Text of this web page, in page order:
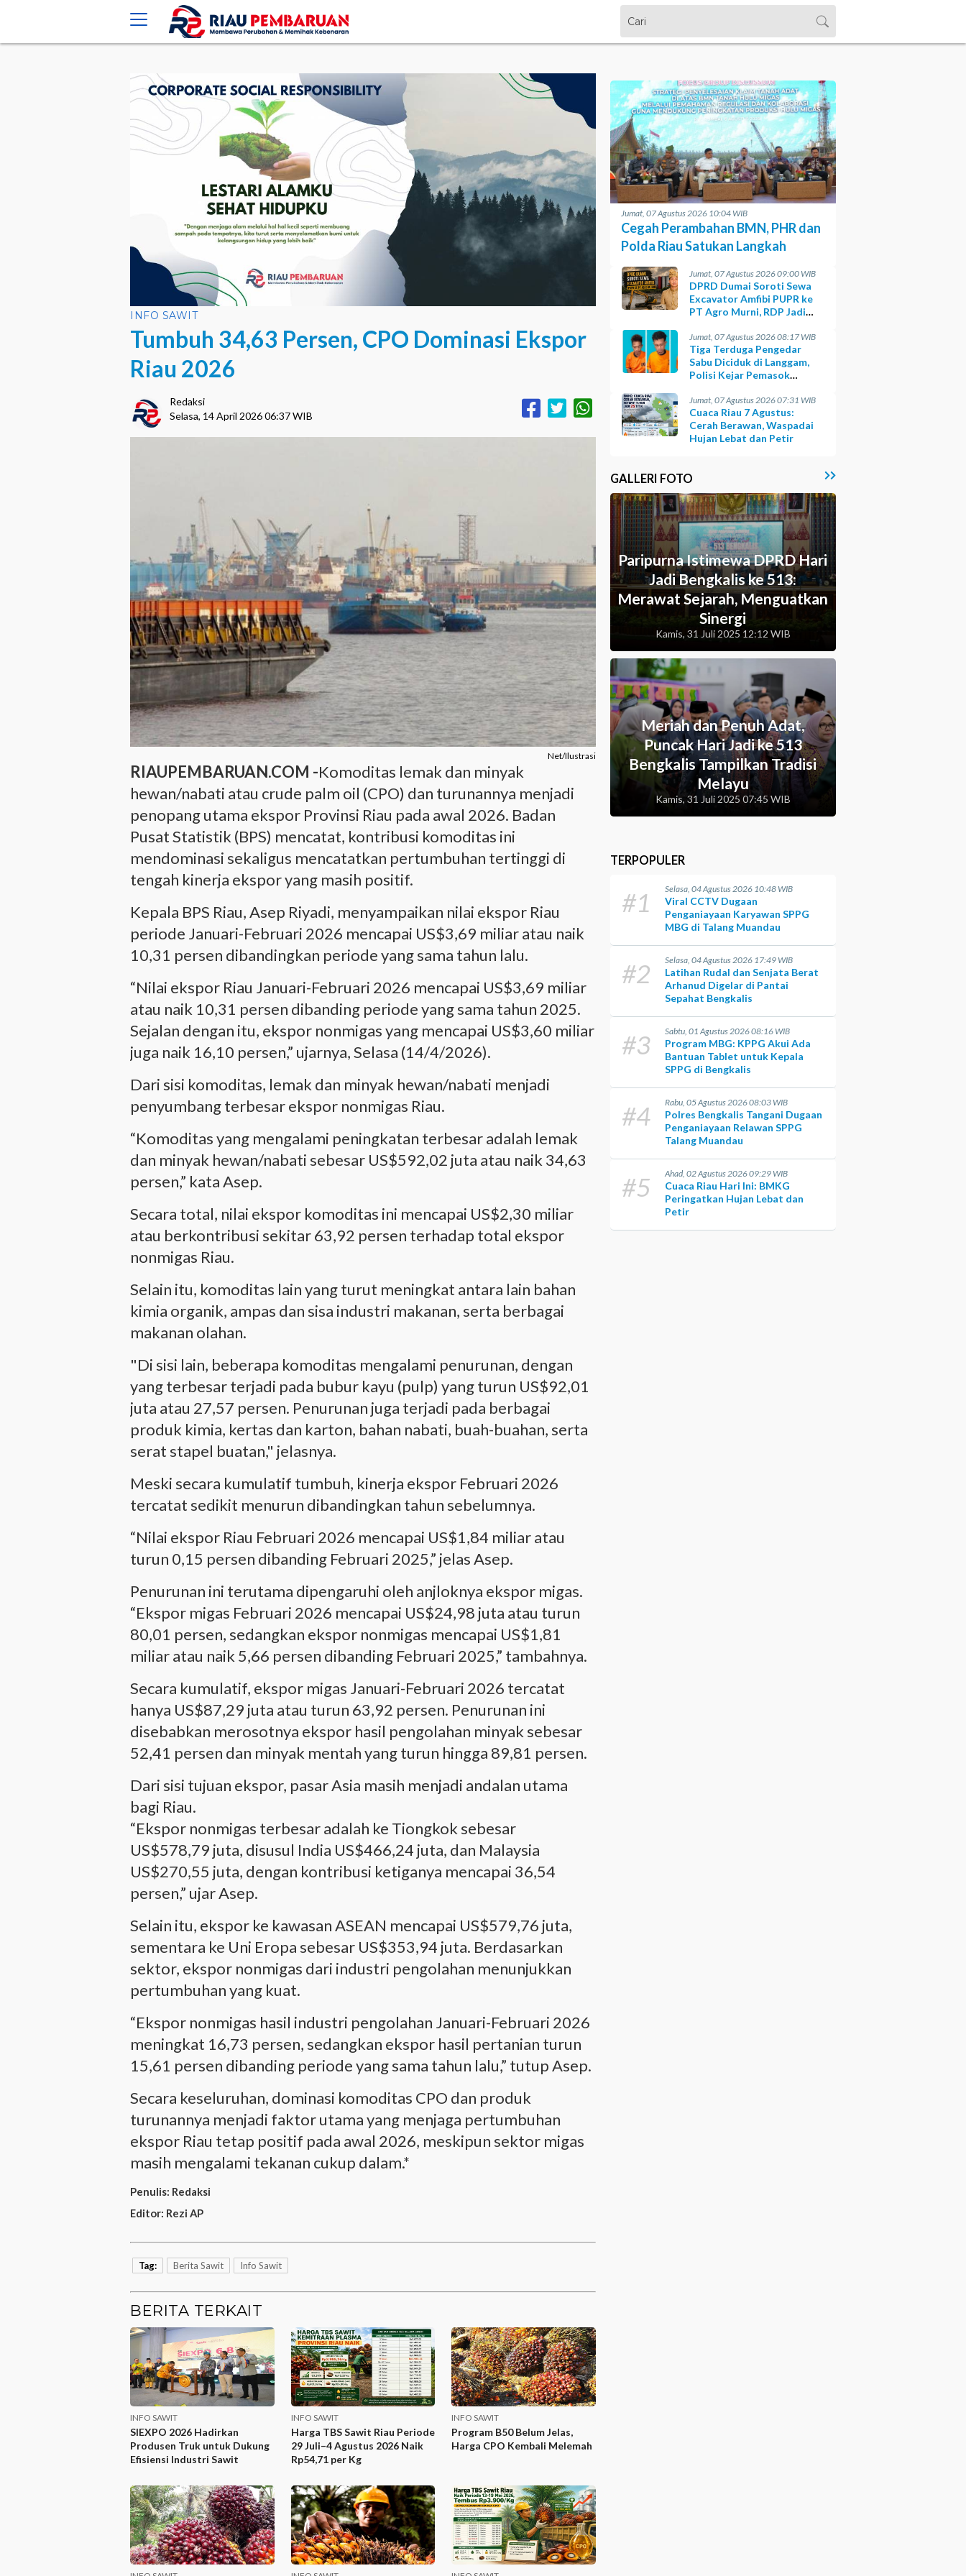
INFO SAWIT
Tumbuh 34,63 Persen, CPO Dominasi Ekspor
Riau 2026
Redaksi
Selasa, 14 April 2026 06:37 WIB
Net/Ilustrasi
RIAUPEMBARUAN.COM -Komoditas lemak dan minyak
hewan/nabati atau crude palm oil (CPO) dan turunannya menjadi
penopang utama ekspor Provinsi Riau pada awal 2026. Badan
Pusat Statistik (BPS) mencatat, kontribusi komoditas ini
mendominasi sekaligus mencatatkan pertumbuhan tertinggi di
tengah kinerja ekspor yang masih positif.
Kepala BPS Riau, Asep Riyadi, menyampaikan nilai ekspor Riau
periode Januari-Februari 2026 mencapai US$3,69 miliar atau naik
10,31 persen dibandingkan periode yang sama tahun lalu.
“Nilai ekspor Riau Januari-Februari 2026 mencapai US$3,69 miliar
atau naik 10,31 persen dibanding periode yang sama tahun 2025.
Sejalan dengan itu, ekspor nonmigas yang mencapai US$3,60 miliar
juga naik 16,10 persen,” ujarnya, Selasa (14/4/2026).
Dari sisi komoditas, lemak dan minyak hewan/nabati menjadi
penyumbang terbesar ekspor nonmigas Riau.
“Komoditas yang mengalami peningkatan terbesar adalah lemak
dan minyak hewan/nabati sebesar US$592,02 juta atau naik 34,63
persen,” kata Asep.
Secara total, nilai ekspor komoditas ini mencapai US$2,30 miliar
atau berkontribusi sekitar 63,92 persen terhadap total ekspor
nonmigas Riau.
Selain itu, komoditas lain yang turut meningkat antara lain bahan
kimia organik, ampas dan sisa industri makanan, serta berbagai
makanan olahan.
"Di sisi lain, beberapa komoditas mengalami penurunan, dengan
yang terbesar terjadi pada bubur kayu (pulp) yang turun US$92,01
juta atau 27,57 persen. Penurunan juga terjadi pada berbagai
produk kimia, kertas dan karton, bahan nabati, buah-buahan, serta
serat stapel buatan," jelasnya.
Meski secara kumulatif tumbuh, kinerja ekspor Februari 2026
tercatat sedikit menurun dibandingkan tahun sebelumnya.
“Nilai ekspor Riau Februari 2026 mencapai US$1,84 miliar atau
turun 0,15 persen dibanding Februari 2025,” jelas Asep.
Penurunan ini terutama dipengaruhi oleh anjloknya ekspor migas.
“Ekspor migas Februari 2026 mencapai US$24,98 juta atau turun
80,01 persen, sedangkan ekspor nonmigas mencapai US$1,81
miliar atau naik 5,66 persen dibanding Februari 2025,” tambahnya.
Secara kumulatif, ekspor migas Januari-Februari 2026 tercatat
hanya US$87,29 juta atau turun 63,92 persen. Penurunan ini
disebabkan merosotnya ekspor hasil pengolahan minyak sebesar
52,41 persen dan minyak mentah yang turun hingga 89,81 persen.
Dari sisi tujuan ekspor, pasar Asia masih menjadi andalan utama
bagi Riau.
“Ekspor nonmigas terbesar adalah ke Tiongkok sebesar
US$578,79 juta, disusul India US$466,24 juta, dan Malaysia
US$270,55 juta, dengan kontribusi ketiganya mencapai 36,54
persen,” ujar Asep.
Selain itu, ekspor ke kawasan ASEAN mencapai US$579,76 juta,
sementara ke Uni Eropa sebesar US$353,94 juta. Berdasarkan
sektor, ekspor nonmigas dari industri pengolahan menunjukkan
pertumbuhan yang kuat.
“Ekspor nonmigas hasil industri pengolahan Januari-Februari 2026
meningkat 16,73 persen, sedangkan ekspor hasil pertanian turun
15,61 persen dibanding periode yang sama tahun lalu,” tutup Asep.
Secara keseluruhan, dominasi komoditas CPO dan produk
turunannya menjadi faktor utama yang menjaga pertumbuhan
ekspor Riau tetap positif pada awal 2026, meskipun sektor migas
masih mengalami tekanan cukup dalam.*
Penulis: Redaksi
Editor: Rezi AP
Tag: Berita Sawit Info Sawit
BERITA TERKAIT
INFO SAWIT
SIEXPO 2026 Hadirkan
Produsen Truk untuk Dukung
Efisiensi Industri Sawit
INFO SAWIT
Harga TBS Sawit Riau Periode
29 Juli–4 Agustus 2026 Naik
Rp54,71 per Kg
INFO SAWIT
Program B50 Belum Jelas,
Harga CPO Kembali Melemah
Jumat, 07 Agustus 2026 10:04 WIB
Cegah Perambahan BMN, PHR dan
Polda Riau Satukan Langkah
Jumat, 07 Agustus 2026 09:00 WIB
DPRD Dumai Soroti Sewa
Excavator Amfibi PUPR ke
PT Agro Murni, RDP Jadi
Jumat, 07 Agustus 2026 08:17 WIB
Tiga Terduga Pengedar
Sabu Diciduk di Langgam,
Polisi Kejar Pemasok
Jumat, 07 Agustus 2026 07:31 WIB
Cuaca Riau 7 Agustus:
Cerah Berawan, Waspadai
Hujan Lebat dan Petir
GALLERI FOTO
Paripurna Istimewa DPRD Hari
Jadi Bengkalis ke 513:
Merawat Sejarah, Menguatkan
Sinergi
Kamis, 31 Juli 2025 12:12 WIB
Meriah dan Penuh Adat,
Puncak Hari Jadi ke 513
Bengkalis Tampilkan Tradisi
Melayu
Kamis, 31 Juli 2025 07:45 WIB
TERPOPULER
#1 Selasa, 04 Agustus 2026 10:48 WIB
Viral CCTV Dugaan
Penganiayaan Karyawan SPPG
MBG di Talang Muandau
#2 Selasa, 04 Agustus 2026 17:49 WIB
Latihan Rudal dan Senjata Berat
Arhanud Digelar di Pantai
Sepahat Bengkalis
#3 Sabtu, 01 Agustus 2026 08:16 WIB
Program MBG: KPPG Akui Ada
Bantuan Tablet untuk Kepala
SPPG di Bengkalis
#4 Rabu, 05 Agustus 2026 08:03 WIB
Polres Bengkalis Tangani Dugaan
Penganiayaan Relawan SPPG
Talang Muandau
#5 Ahad, 02 Agustus 2026 09:29 WIB
Cuaca Riau Hari Ini: BMKG
Peringatkan Hujan Lebat dan
Petir